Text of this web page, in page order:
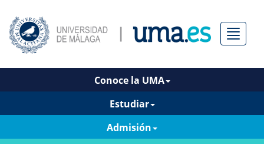
Menú
Conoce la UMA
Estudiar
Admisión